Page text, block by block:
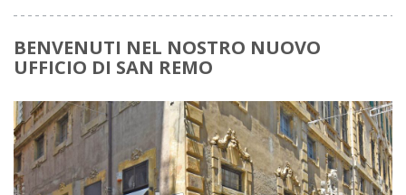
BENVENUTI NEL NOSTRO NUOVO
UFFICIO DI SAN REMO